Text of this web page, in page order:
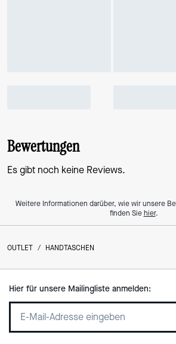
Bewertungen
Es gibt noch keine Reviews.
Weitere Informationen darüber, wie wir unsere
finden Siehier.
OUTLET / HANDTASCHEN
Hier für unsere Mailingliste anmelden: